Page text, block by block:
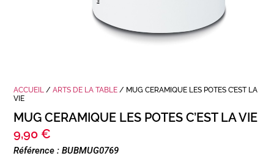
ACCUEIL /ARTS DE LA TABLE / MUG CERAMIQUE LES POTES C’EST LA
VIE
MUG CERAMIQUE LES POTES C’EST LA VIE
9,90 €
Référence : BUBMUG0769